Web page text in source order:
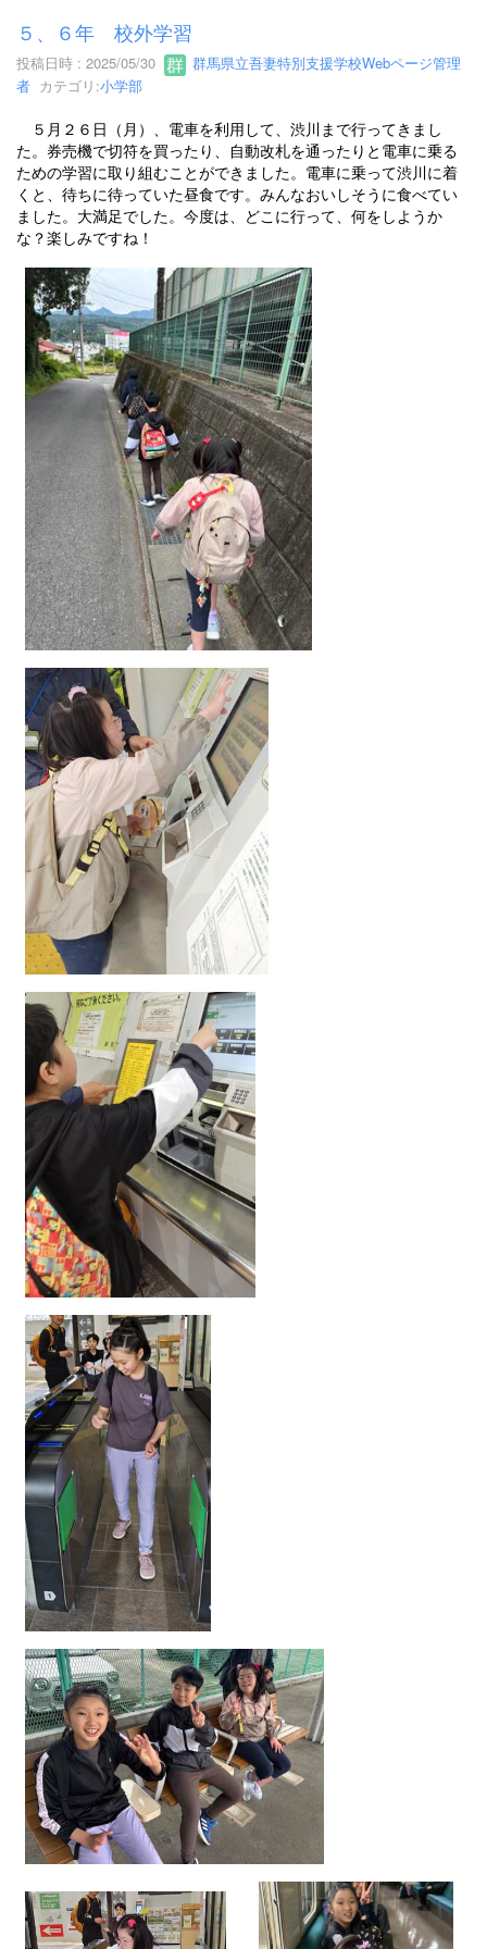
５、６年 校外学習
投稿日時 : 2025/05/30
群馬県立吾妻特別支援学校Webページ管理
者 カテゴリ:小学部
５月２６日（月）、電車を利用して、渋川まで行ってきまし
た。券売機で切符を買ったり、自動改札を通ったりと電車に乗る
ための学習に取り組むことができました。電車に乗って渋川に着
くと、待ちに待っていた昼食です。みんなおいしそうに食べてい
ました。大満足でした。今度は、どこに行って、何をしようか
な？楽しみですね！